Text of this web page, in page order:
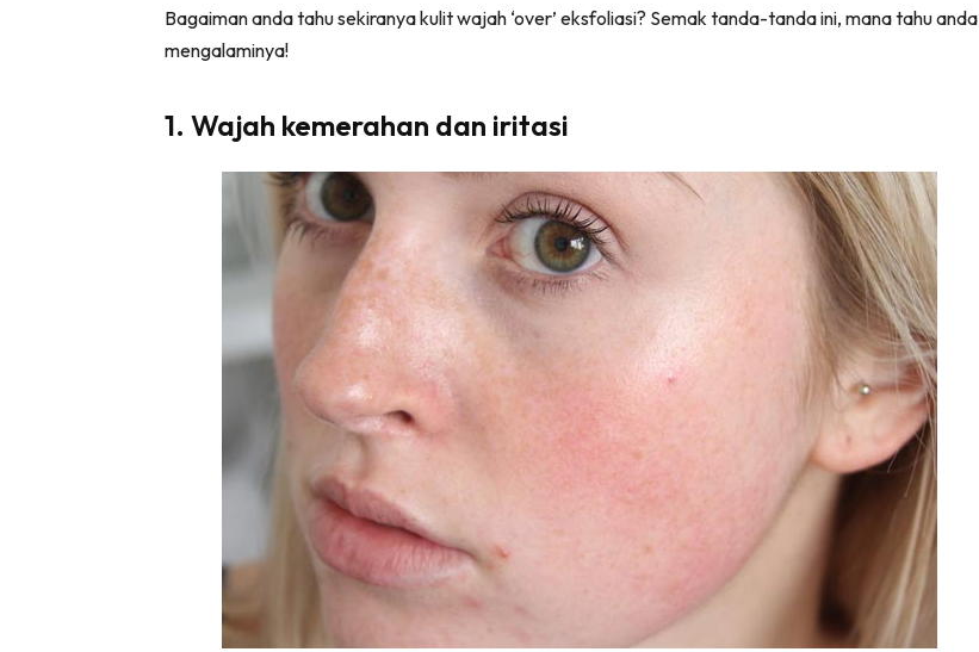
Bagaiman anda tahu sekiranya kulit wajah ‘over’ eksfoliasi? Semak tanda-tanda ini, mana tahu anda
mengalaminya!
1. Wajah kemerahan dan iritasi